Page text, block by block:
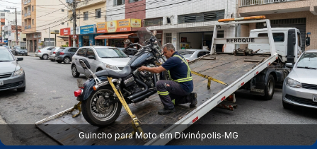
Guincho para Moto em Divinópolis‑MG